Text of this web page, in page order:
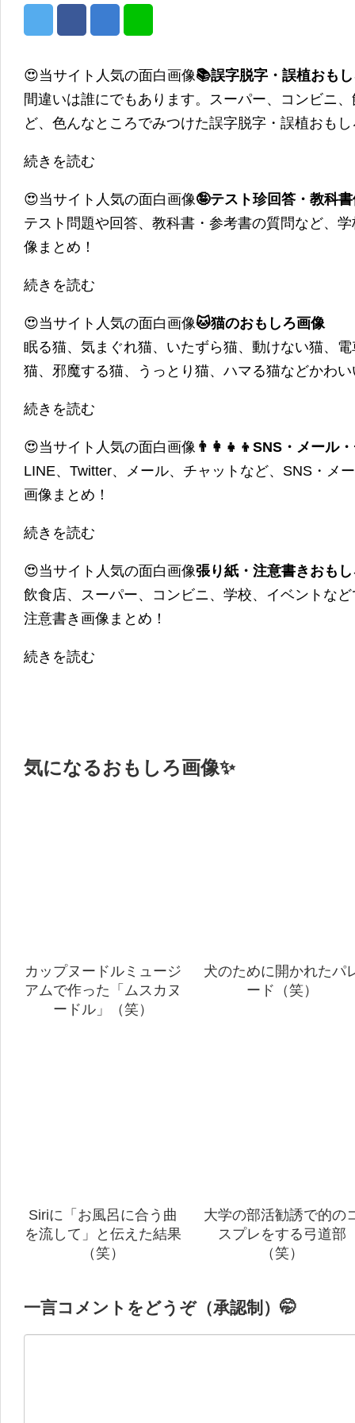
😍当サイト人気の面白画像📚誤字脱字・誤植おも
間違いは誰にでもあります。スーパー、コンビニ
ど、色んなところでみつけた誤字脱字・誤植おも
続きを読む
😍当サイト人気の面白画像🤪テスト珍回答・教科
テスト問題や回答、教科書・参考書の質問など、
像まとめ！
続きを読む
😍当サイト人気の面白画像🐱猫のおもしろ画像
眠る猫、気まぐれ猫、いたずら猫、動けない猫、
猫、邪魔する猫、うっとり猫、ハマる猫などかわ
続きを読む
😍当サイト人気の面白画像 👨‍👩‍👧‍👦SNS・メール
LINE、Twitter、メール、チャットなど、SNS・メ
画像まとめ！
続きを読む
😍当サイト人気の面白画像張り紙・注意書きおも
飲食店、スーパー、コンビニ、学校、イベントな
注意書き画像まとめ！
続きを読む
気になるおもしろ画像✨
カップヌードルミュージ
アムで作った「ムスカヌ
ードル」（笑）
犬のために開かれたパ
ード（笑）
Siriに「お風呂に合う曲
を流して」と伝えた結果
（笑）
大学の部活勧誘で的の
スプレをする弓道部
（笑）
一言コメントをどうぞ（承認制）🤭